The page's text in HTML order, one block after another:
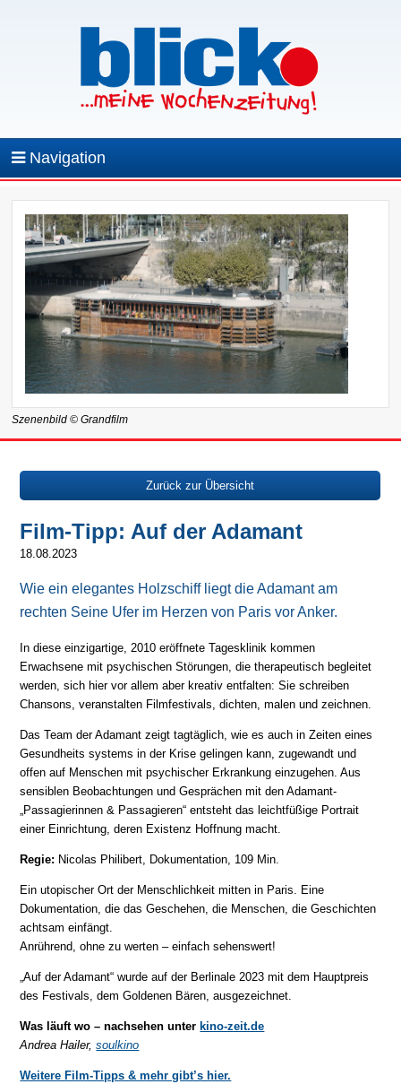
Navigation
Szenenbild © Grandfilm
Zurück zur Übersicht
Film-Tipp: Auf der Adamant
18.08.2023
Wie ein elegantes Holzschiff liegt die Adamant am
rechten Seine Ufer im Herzen von Paris vor Anker.
In diese einzigartige, 2010 eröffnete Tagesklinik kommen
Erwachsene mit psychischen Störungen, die therapeutisch begleitet
werden, sich hier vor allem aber kreativ entfalten: Sie schreiben
Chansons, veranstalten Filmfestivals, dichten, malen und zeichnen.
Das Team der Adamant zeigt tagtäglich, wie es auch in Zeiten eines
Gesundheits systems in der Krise gelingen kann, zugewandt und
offen auf Menschen mit psychischer Erkrankung einzugehen. Aus
sensiblen Beobachtungen und Gesprächen mit den Adamant-
„Passagierinnen & Passagieren“ entsteht das leichtfüßige Portrait
einer Einrichtung, deren Existenz Hoffnung macht.
Regie: Nicolas Philibert, Dokumentation, 109 Min.
Ein utopischer Ort der Menschlichkeit mitten in Paris. Eine
Dokumentation, die das Geschehen, die Menschen, die Geschichten
achtsam einfängt.
Anrührend, ohne zu werten – einfach sehenswert!
„Auf der Adamant“ wurde auf der Berlinale 2023 mit dem Hauptpreis
des Festivals, dem Goldenen Bären, ausgezeichnet.
Was läuft wo – nachsehen unter kino-zeit.de
Andrea Hailer,soulkino
Weitere Film-Tipps & mehr gibt’s hier.